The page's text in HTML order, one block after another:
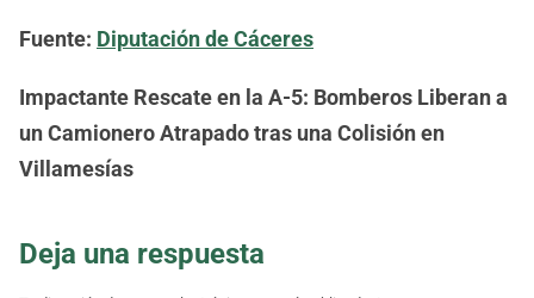
Fuente: Diputación de Cáceres
Impactante Rescate en la A-5: Bomberos Liberan a
un Camionero Atrapado tras una Colisión en
Villamesías
Deja una respuesta